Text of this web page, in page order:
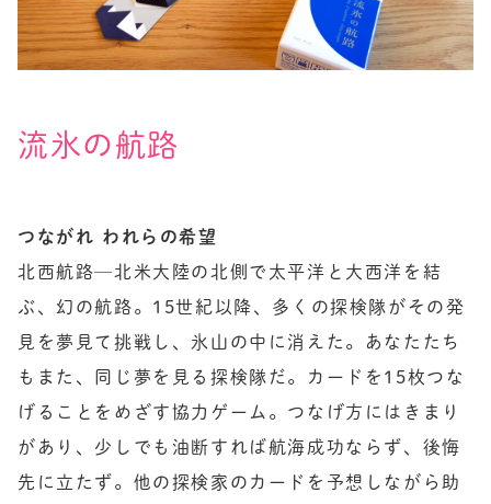
流氷の航路
つながれ われらの希望
北西航路─北米大陸の北側で太平洋と大西洋を結
ぶ、幻の航路。15世紀以降、多くの探検隊がその発
見を夢見て挑戦し、氷山の中に消えた。あなたたち
もまた、同じ夢を見る探検隊だ。カードを15枚つな
げることをめざす協力ゲーム。つなげ方にはきまり
があり、少しでも油断すれば航海成功ならず、後悔
先に立たず。他の探検家のカードを予想しながら助